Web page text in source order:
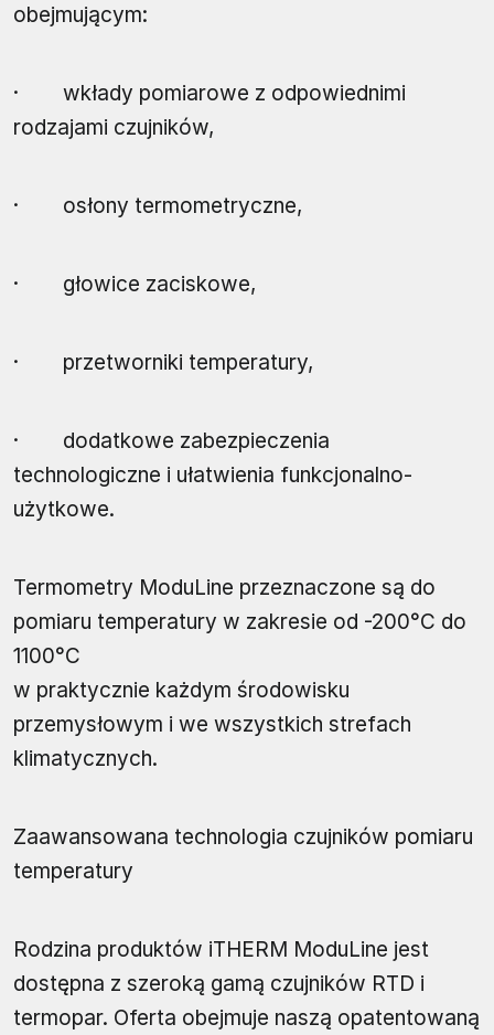
obejmującym:
· wkłady pomiarowe z odpowiednimi
rodzajami czujników,
· osłony termometryczne,
· głowice zaciskowe,
· przetworniki temperatury,
· dodatkowe zabezpieczenia
technologiczne i ułatwienia funkcjonalno-
użytkowe.
Termometry ModuLine przeznaczone są do
pomiaru temperatury w zakresie od -200°C do
1100°C
w praktycznie każdym środowisku
przemysłowym i we wszystkich strefach
klimatycznych.
Zaawansowana technologia czujników pomiaru
temperatury
Rodzina produktów iTHERM ModuLine jest
dostępna z szeroką gamą czujników RTD i
termopar. Oferta obejmuje naszą opatentowaną